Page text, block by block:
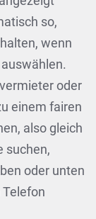
so,
wenn
oder
einem fairen
also gleich
suchen,
oder unten